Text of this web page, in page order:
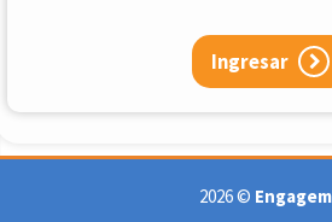
Ingresar
2026 ©